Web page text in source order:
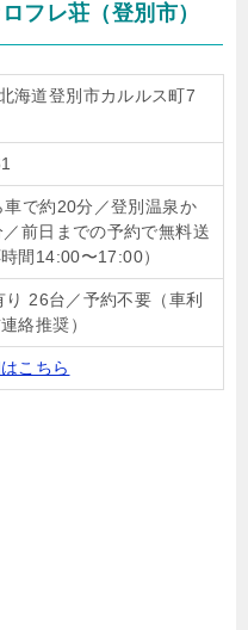
フレ荘（登別市）
海道登別市カルルス町7
車で約20分／登別温泉か
前日までの予約で無料送
間14:00〜17:00）
26台／予約不要（車利
絡推奨）
こちら